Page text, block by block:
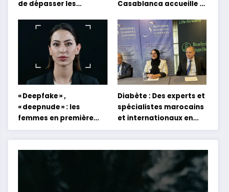
de dépasser les
et académiques de
formation en
s’appuyant sur le
partage des
expériences »
Casablanca accueille la
concert holographique
d’Abdel Halim Hafez
« Deepfake » ,
« deepnude » : les
femmes en première
ligne face aux dangers
de l’intelligence
artificielle
Diabète : Des experts et
spécialistes marocains
et internationaux en
conclave à Tanger